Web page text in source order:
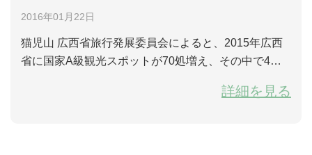
2016年01月22日
猫児山 広西省旅行発展委員会によると、2015年広西
省に国家A級観光スポットが70処増え、その中で4つA
という。2015年12月31日まで、広西のA級観光スポッ
詳細を見る